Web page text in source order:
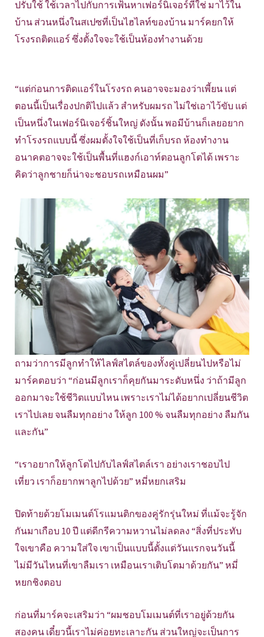
ปรับใช้ ใช้เวลาไปกับการเฟ้นหาเฟอร์นิเจอร์ที่ใช่ มาไว้ใน
บ้าน ส่วนหนึ่งในสเปซที่เป็นไฮไลท์ของบ้าน มาร์คยกให้
โรงรถติดแอร์ ซึ่งตั้งใจจะใช้เป็นห้องทำงานด้วย
“แต่ก่อนการติดแอร์ในโรงรถ คนอาจจะมองว่าเพี้ยน แต่
ตอนนี้เป็นเรื่องปกติไปแล้ว สำหรับผมรถ ไม่ใช่เอาไว้ขับ แต่
เป็นหนึ่งในเฟอร์นิเจอร์ชิ้นใหญ่ ดังนั้น พอมีบ้านก็เลยอยาก
ทำโรงรถแบบนี้ ซึ่งผมตั้งใจใช้เป็นที่เก็บรถ ห้องทำงาน
อนาคตอาจจะใช้เป็นพื้นที่แฮงก์เอาท์ตอนลูกโตได้ เพราะ
คิดว่าลูกชายก็น่าจะชอบรถเหมือนผม”
ถามว่าการมีลูกทำให้ไลฟ์สไตล์ของทั้งคู่เปลี่ยนไปหรือไม่
มาร์คตอบว่า “ก่อนมีลูกเราก็คุยกันมาระดับหนึ่ง ว่าถ้ามีลูก
ออกมาจะใช้ชีวิตแบบไหน เพราะเราไม่ได้อยากเปลี่ยนชีวิต
เราไปเลย จนลืมทุกอย่าง ให้ลูก 100 % จนลืมทุกอย่าง ลืมกัน
และกัน”
“เราอยากให้ลูกโตไปกับไลฟ์สไตล์เรา อย่างเราชอบไป
เที่ยว เราก็อยากพาลูกไปด้วย” หมี่หยกเสริม
ปิดท้ายด้วยโมเมนต์โรแมนติกของคู่รักรุ่นใหม่ ที่แม้จะรู้จัก
กันมาเกือบ 10 ปี แต่ดีกรีความหวานไม่ลดลง “สิ่งที่ประทับ
ใจเขาคือ ความใส่ใจ เขาเป็นแบบนี้ตั้งแต่วันแรกจนวันนี้
ไม่มีวันไหนที่เขาลืมเรา เหมือนเราเติบโตมาด้วยกัน” หมี่
หยกชิงตอบ
ก่อนที่มาร์คจะเสริมว่า “ผมชอบโมเมนต์ที่เราอยู่ด้วยกัน
สองคน เดี๋ยวนี้เราไม่ค่อยทะเลาะกัน ส่วนใหญ่จะเป็นการ